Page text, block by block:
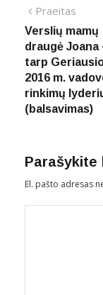
tarp
įrašų
Praeitas
post:
Verslių mamų
draugė Joana
tarp
2016 m.
rinkimų
(balsavimas)
Parašykite
El. pašto adresas